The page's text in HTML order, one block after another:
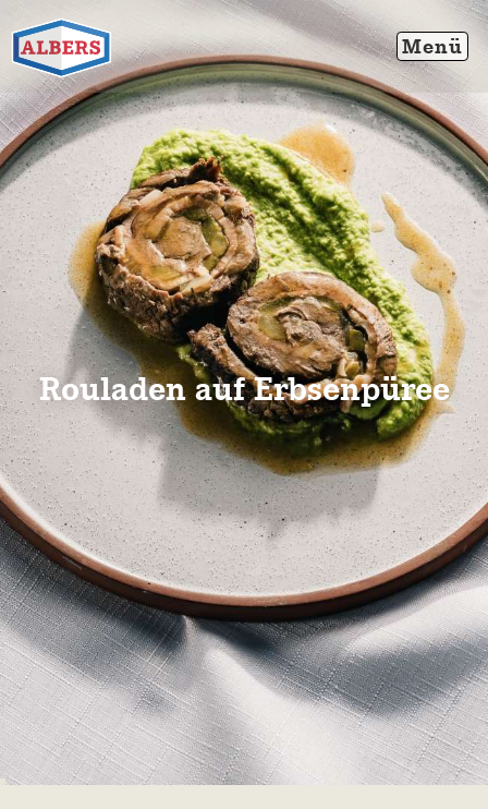
Rouladen auf Erbsenpüree